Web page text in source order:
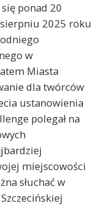
ponad 20
2025 roku
w
Miasta
dla twórców
ustanowienia
polegał na
miejscowości
słuchać w